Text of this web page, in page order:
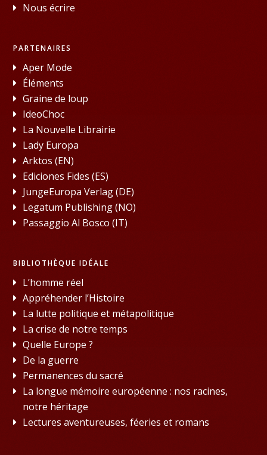
Nous écrire
PARTENAIRES
Aper Mode
Éléments
Graine de loup
IdeoChoc
La Nouvelle Librairie
Lady Europa
Arktos (EN)
Ediciones Fides (ES)
JungeEuropa Verlag (DE)
Legatum Publishing (NO)
Passaggio Al Bosco (IT)
BIBLIOTHÈQUE IDÉALE
L’homme réel
Appréhender l’Histoire
La lutte politique et métapolitique
La crise de notre temps
Quelle Europe ?
De la guerre
Permanences du sacré
La longue mémoire européenne : nos racines,
notre héritage
Lectures aventureuses, féeries et romans